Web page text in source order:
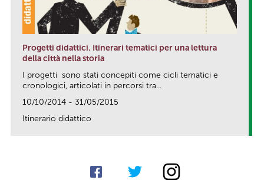
Progetti didattici. Itinerari tematici per una lettura
della città nella storia
I progetti sono stati concepiti come cicli tematici e
cronologici, articolati in percorsi tra...
10/10/2014 - 31/05/2015
Itinerario didattico